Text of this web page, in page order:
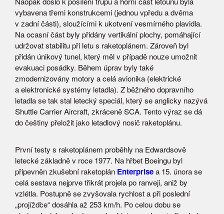
vybavena třemi konstrukcemi (jednou vpředu a dvěma
v zadní části), sloužícími k ukotvení vesmírného plavidla.
Na ocasní část byly přidány vertikální plochy, pomáhající
udržovat stabilitu při letu s raketoplánem. Zároveň byl
přidán únikový tunel, který měl v případě nouze umožnit
evakuaci posádky. Během úprav byly také
zmodernizovány motory a celá avionika (elektrické
a elektronické systémy letadla). Z běžného dopravního
letadla se tak stal letecký speciál, který se anglicky nazývá
Shuttle Carrier Aircraft, zkráceně SCA. Tento výraz se dá
do češtiny přeložit jako letadlový nosič raketoplánu.
První testy s raketoplánem proběhly na Edwardsově
letecké základně v roce 1977. Na hřbet Boeingu byl
připevněn zkušební raketoplán Enterprisea 15. února se
celá sestava nejprve třikrát projela po ranveji, aniž by
vzlétla. Postupně se zvyšovala rychlost a při poslední
„projížďce“ dosáhla až 253 km/h. Po celou dobu se